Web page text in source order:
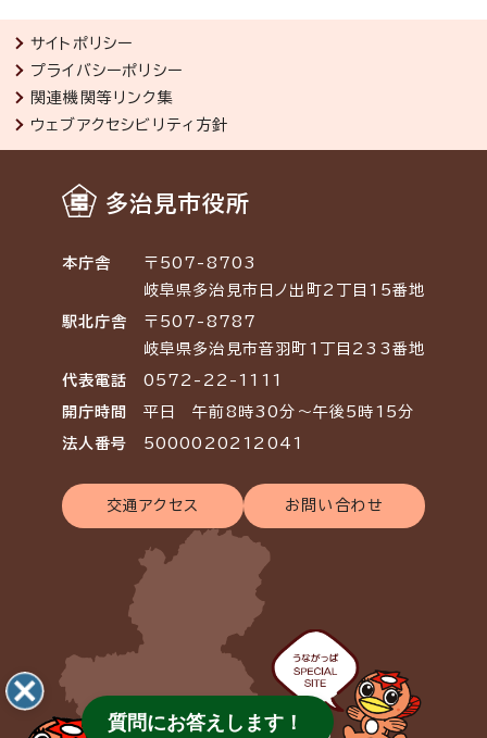
サイトポリシー
プライバシーポリシー
関連機関等リンク集
ウェブアクセシビリティ方針
多治見市役所
本庁舎
〒507-8703
岐阜県多治見市日ノ出町2丁目15番地
駅北庁舎
〒507-8787
岐阜県多治見市音羽町1丁目233番地
代表電話 0572-22-1111
開庁時間 平日 午前8時30分～午後5時15分
法人番号 5000020212041
交通アクセス お問い合わせ
質問にお答えします！